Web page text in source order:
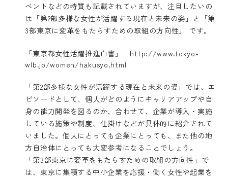
ベントなどの特質も記載されていますが、注目したいの
は「第2部多様な女性が活躍する現在と未来の姿」と「第
3部東京に変革をもたらすための取組の方向性」 です。
「東京都女性活躍推進白書」 http://www.tokyo-
wlb.jp/women/hakusyo.html
「第2部多様な女性が活躍する現在と未来の姿」では、エ
ピソードとして、個人がどのようにキャリアアップや自
身の能力開発を図るのか、合わせて、企業が導入・実施
している施策や制度、仕掛けなどが具体的に紹介されて
いました。個人にとっても企業にとっても、また他の地
方自治体にとっても大変参考になることでしょう。
「第3部東京に変革をもたらすための取組の方向性」で
は、東京に集積する中小企業を応援・働く女性や起業を